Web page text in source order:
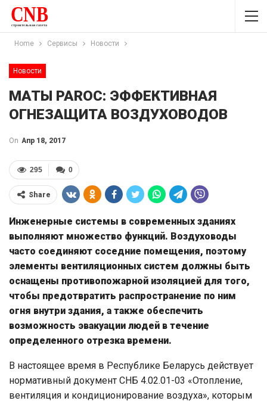
Home Сервисы Новости
Новости
МАТЫ PAROC: ЭФФЕКТИВНАЯ
ОГНЕЗАЩИТА ВОЗДУХОВОДОВ
On Апр 18, 2017
0
295
Share
Инженерные системы в современных зданиях
выполняют множество функций. Воздуховоды
часто соединяют соседние помещения, поэтому
элементы вентиляционных систем должны быть
оснащены противопожарной изоляцией для того,
чтобы предотвратить распространение по ним
огня внутри здания, а также обеспечить
возможность эвакуации людей в течение
определенного отрезка времени.
В настоящее время в Республике Беларусь действует
нормативный документ СНБ 4.02.01-03 «Отопление,
вентиляция и кондиционирование воздуха», которым